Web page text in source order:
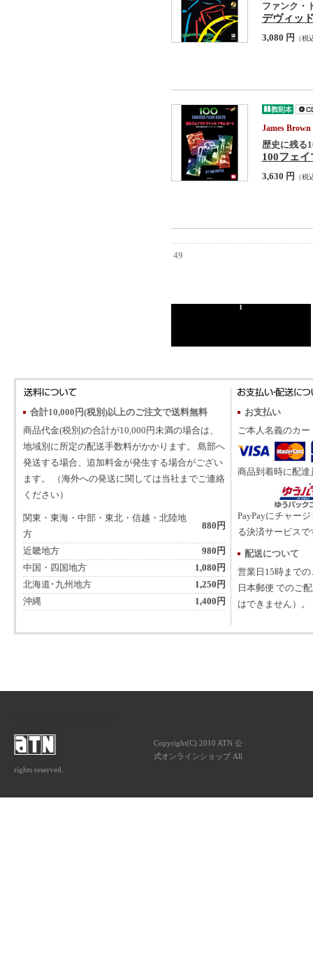
ファンク・
デヴィッ
3,080 円 （税
James
歴史に残る
100フェ
3,630 円 （税
49
1
合計10,000円(税別)以上のご注文で送料無料
商品代金(税別)の合計が10,000円未満の場合は、
地域別に所定の配送手数料がかかります。 島部へ
発送する場合、追加料金が発生する場合がござい
ます。 （海外への発送に関しては当社までご連絡
ください）
関東・東海・中部・東北・信越・北陸地
方
880円
近畿地方
980円
中国・四国地方
1,080円
北海道･九州地方
1,250円
沖縄
1,400円
お支払い
ご本人名義のカ
商品到着時に配
PayPayにチャー
る決済サービスで
配送について
営業日15時まで
日本郵便 でのご
はできません）。
Copyright(C) 2010 ATN 公
式オンラインショップ All
rights reserved.